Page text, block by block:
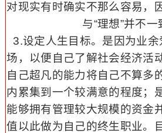
对现实有时确实不那么容易，
与“理想”并不一
3.设定人生目标。是因为业
场，以便自己了解社会经济活
自己超凡的能力将自己不算多
内累集到一个较满意的程度；
能够拥有管理较大规模的资金
值以此做为自己的终生职业。